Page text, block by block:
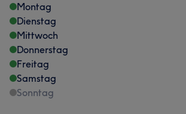
Montag
Dienstag
Mittwoch
Donnerstag
Freitag
Samstag
Sonntag